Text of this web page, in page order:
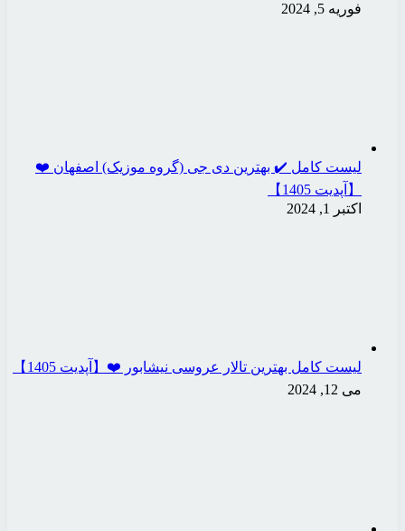
فوریه 5, 2024
لیست کامل ✔️ بهترین دی جی (گروه موزیک) اصفهان ❤️
【آپدیت 1405】
اکتبر 1, 2024
لیست کامل بهترین تالار عروسی نیشابور ❤️【آپدیت 1405】
می 12, 2024